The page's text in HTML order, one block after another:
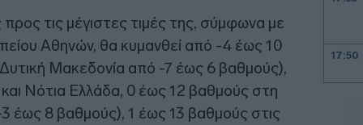
τις μέγιστες τιμές της, σύμφωνα με
Αθηνών, θα κυμανθεί από -4 έως 10
Μακεδονία από -7 έως 6 βαθμούς),
Νότια Ελλάδα, 0 έως 12 βαθμούς στη
έως 8 βαθμούς), 1 έως 13 βαθμούς στις
17:50